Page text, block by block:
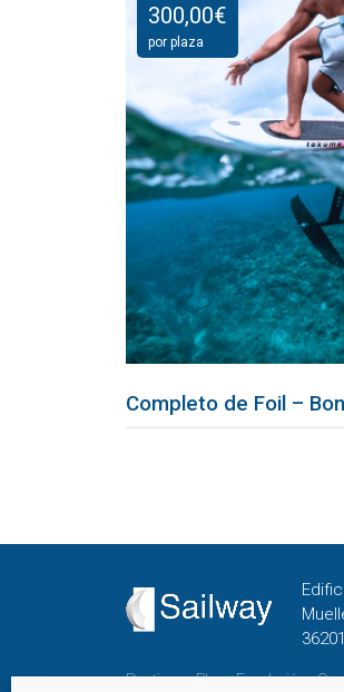
300,00€
por plaza
Completo de Foil –
Destinos Blog Fundación